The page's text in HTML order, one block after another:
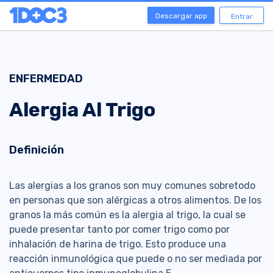
Descargar app Entrar
ENFERMEDAD
Alergia Al Trigo
Definición
Las alergias a los granos son muy comunes sobretodo
en personas que son alérgicas a otros alimentos. De los
granos la más común es la alergia al trigo, la cual se
puede presentar tanto por comer trigo como por
inhalación de harina de trigo. Esto produce una
reacción inmunológica que puede o no ser mediada por